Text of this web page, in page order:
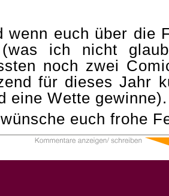
wenn euch über die
ich nicht
noch zwei
für dieses Jahr
eine Wette
euch frohe